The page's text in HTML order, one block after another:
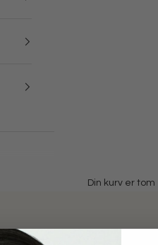
Din kurv er tom